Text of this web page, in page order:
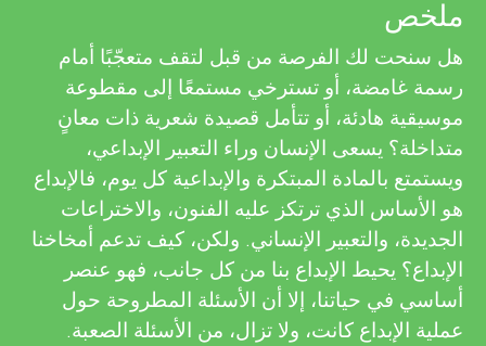
n
g
M
n
e
v
i
e
w
e
r
ملخص
هل سنحت لك الفرصة من قبل لتقف متعجّبًا أمام
رسمة غامضة، أو تسترخي مستمعًا إلى مقطوعة
موسيقية هادئة، أو تتأمل قصيدة شعرية ذات معانٍ
متداخلة؟ يسعى الإنسان وراء التعبير الإبداعي،
ويستمتع بالمادة المبتكرة والإبداعية كل يوم، فالإبداع
هو الأساس الذي ترتكز عليه الفنون، والاختراعات
الجديدة، والتعبير الإنساني. ولكن، كيف تدعم أمخاخنا
الإبداع؟ يحيط الإبداع بنا من كل جانب، فهو عنصر
أساسي في حياتنا، إلا أن الأسئلة المطروحة حول
عملية الإبداع كانت، ولا تزال، من الأسئلة الصعبة.